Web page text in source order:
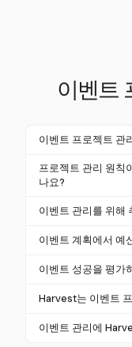
이벤트
이벤트 프로젝트 관
이벤트 프로젝트
및 모니터링, 종
및 성공 평가와
한 구조화된 접
달성하도록 보장
프로젝트 관리 원칙
나요?
프로젝트 관리 원
공합니다. 이 접
력 있는 이벤트로
이벤트 목표를 이
이벤트 관리를 위해
간트 차트, 작업
이러한 도구는 일
고 프로세스를 간
러한 소프트웨어
이벤트 계획에서 예
예산 제약은 예상
할 수 있습니다.
되어, 이벤트가
이벤트 성공을 평가
이벤트 성공을 평
데이터 수집 방법
Harvest는 이벤트
Harvest는 강력한
이벤트 관리에